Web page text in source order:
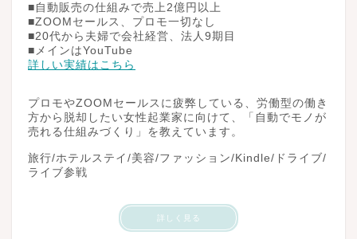
■自動販売の仕組みで売上2億円以上
■ZOOMセールス、プロモ一切なし
■20代から夫婦で会社経営、法人9期目
■メインはYouTube
詳しい実績はこちら
プロモやZOOMセールスに疲弊している、労働型の働き
方から脱却したい女性起業家に向けて、「自動でモノが
売れる仕組みづくり」を教えています。
旅行/ホテルステイ/美容/ファッション/Kindle/ドライブ/
ライブ参戦
詳しく見る